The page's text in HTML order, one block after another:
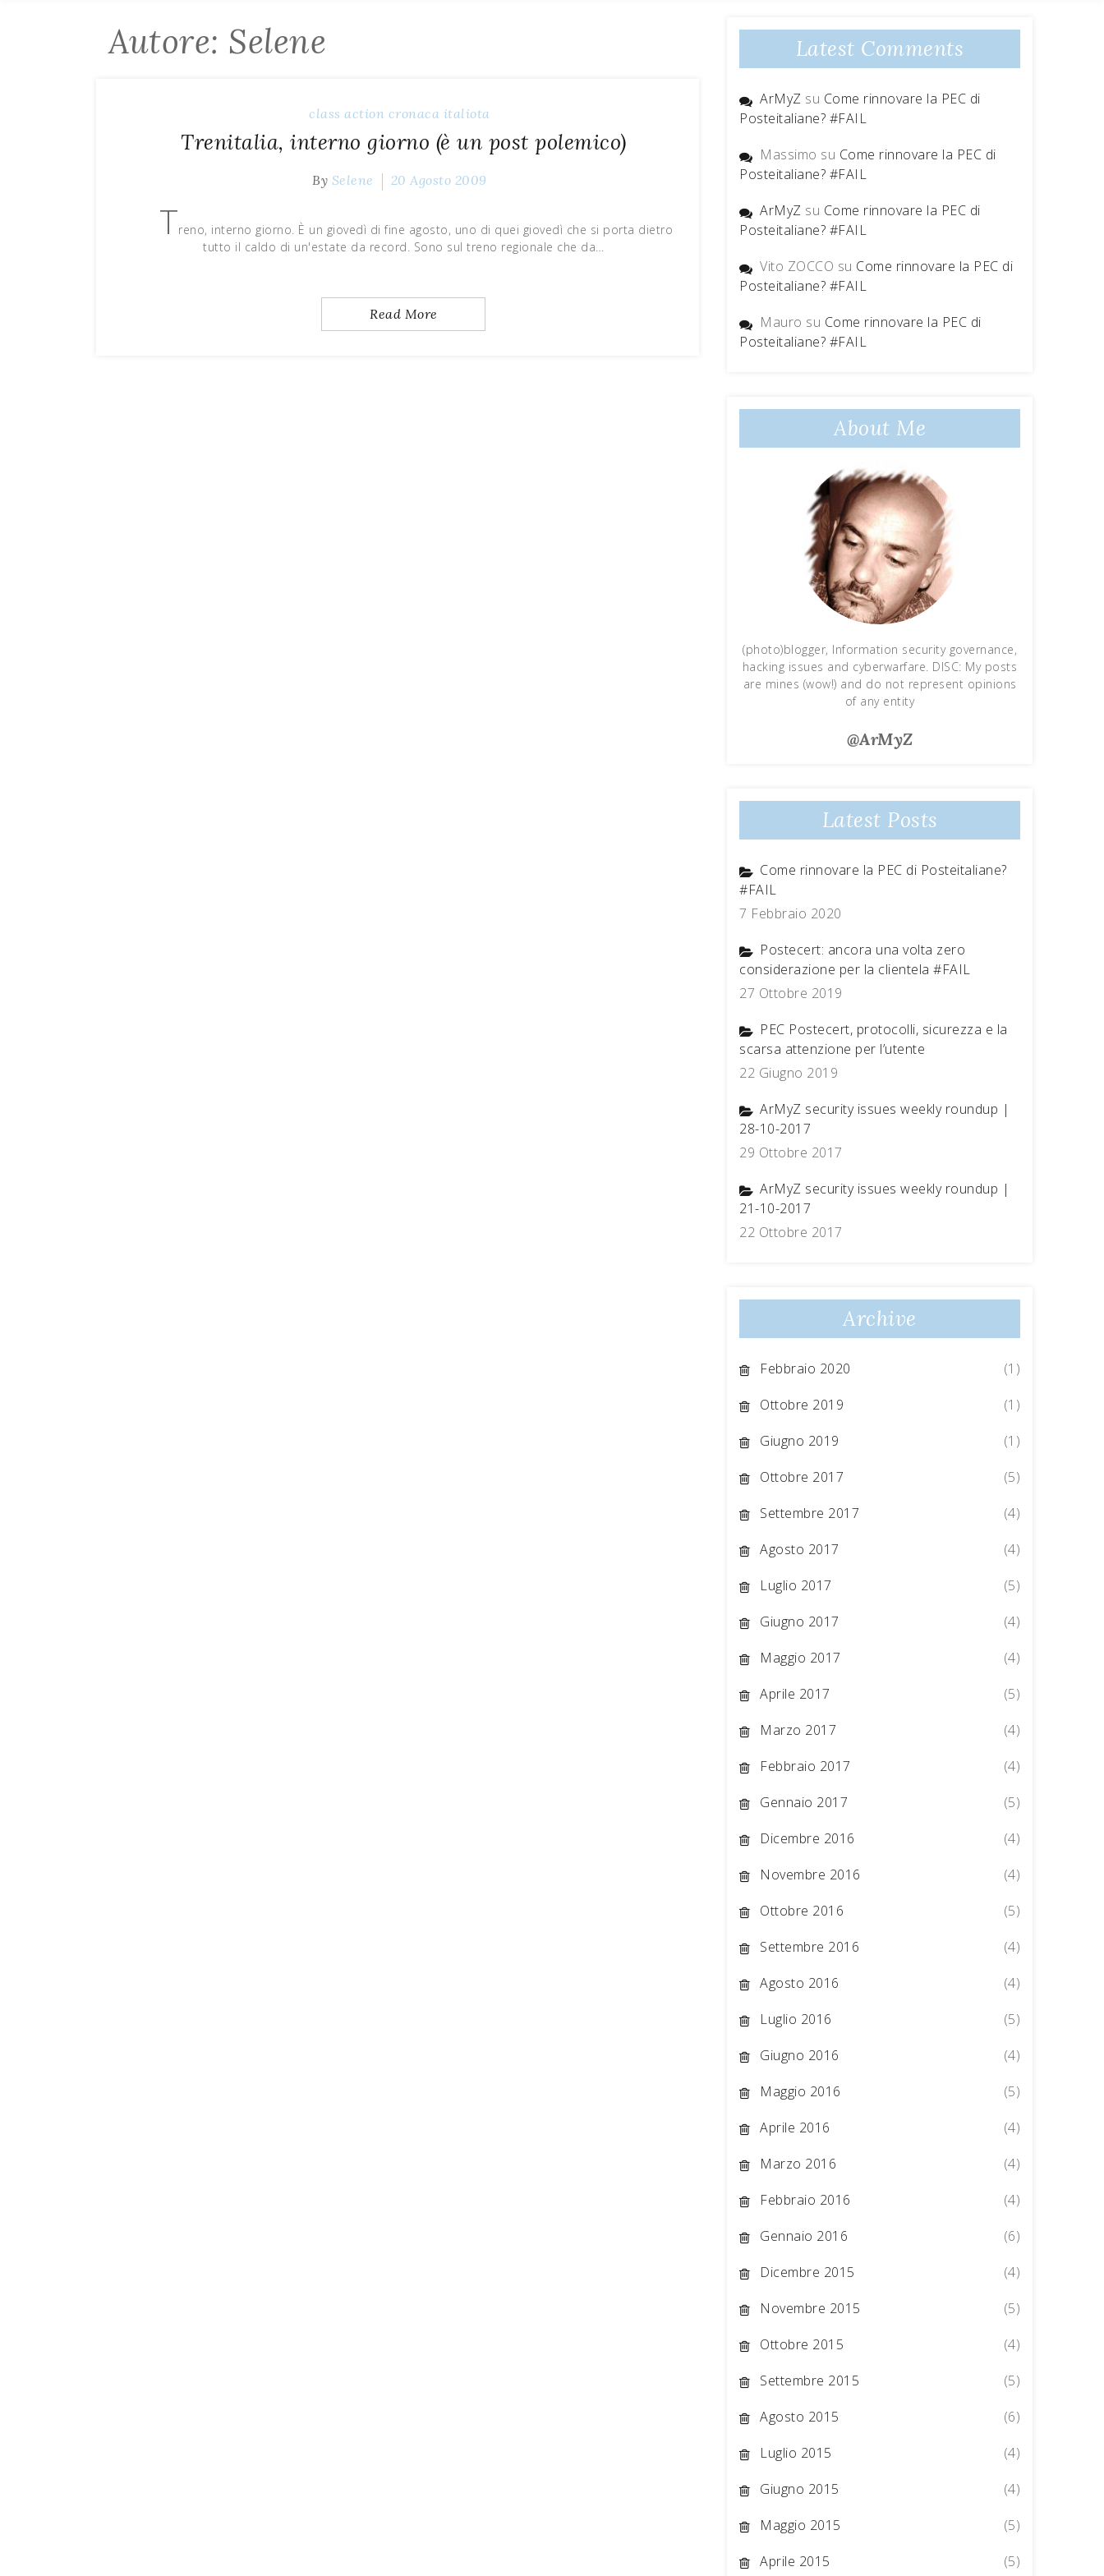
Autore: Selene
class action cronaca italiota
Trenitalia, interno giorno (è un post polemico)
By Selene 20 Agosto 2009
Treno, interno giorno. È un giovedì di fine agosto, uno di quei giovedì che si porta dietro
tutto il caldo di un'estate da record. Sono sul treno regionale che da…
Read More
Latest Comments
ArMyZ su Come rinnovare la PEC di
Posteitaliane? #FAIL
Massimo su Come rinnovare la PEC di
Posteitaliane? #FAIL
ArMyZ su Come rinnovare la PEC di
Posteitaliane? #FAIL
Vito ZOCCO su Come rinnovare la PEC di
Posteitaliane? #FAIL
Mauro su Come rinnovare la PEC di
Posteitaliane? #FAIL
About Me
(photo)blogger, Information security governance,
hacking issues and cyberwarfare. DISC: My posts
are mines (wow!) and do not represent opinions
of any entity
@ArMyZ
Latest Posts
Come rinnovare la PEC di Posteitaliane?
#FAIL
7 Febbraio 2020
Postecert: ancora una volta zero
considerazione per la clientela #FAIL
27 Ottobre 2019
PEC Postecert, protocolli, sicurezza e la
scarsa attenzione per l’utente
22 Giugno 2019
ArMyZ security issues weekly roundup |
28-10-2017
29 Ottobre 2017
ArMyZ security issues weekly roundup |
21-10-2017
22 Ottobre 2017
Archive
Febbraio 2020
(1)
Ottobre 2019
(1)
Giugno 2019
(1)
Ottobre 2017
(5)
Settembre 2017
(4)
Agosto 2017
(4)
Luglio 2017
(5)
Giugno 2017
(4)
Maggio 2017
(4)
Aprile 2017
(5)
Marzo 2017
(4)
Febbraio 2017
(4)
Gennaio 2017
(5)
Dicembre 2016
(4)
Novembre 2016
(4)
Ottobre 2016
(5)
Settembre 2016
(4)
Agosto 2016
(4)
Luglio 2016
(5)
Giugno 2016
(4)
Maggio 2016
(5)
Aprile 2016
(4)
Marzo 2016
(4)
Febbraio 2016
(4)
Gennaio 2016
(6)
Dicembre 2015
(4)
Novembre 2015
(5)
Ottobre 2015
(4)
Settembre 2015
(5)
Agosto 2015
(6)
Luglio 2015
(4)
Giugno 2015
(4)
Maggio 2015
(5)
Aprile 2015
(5)